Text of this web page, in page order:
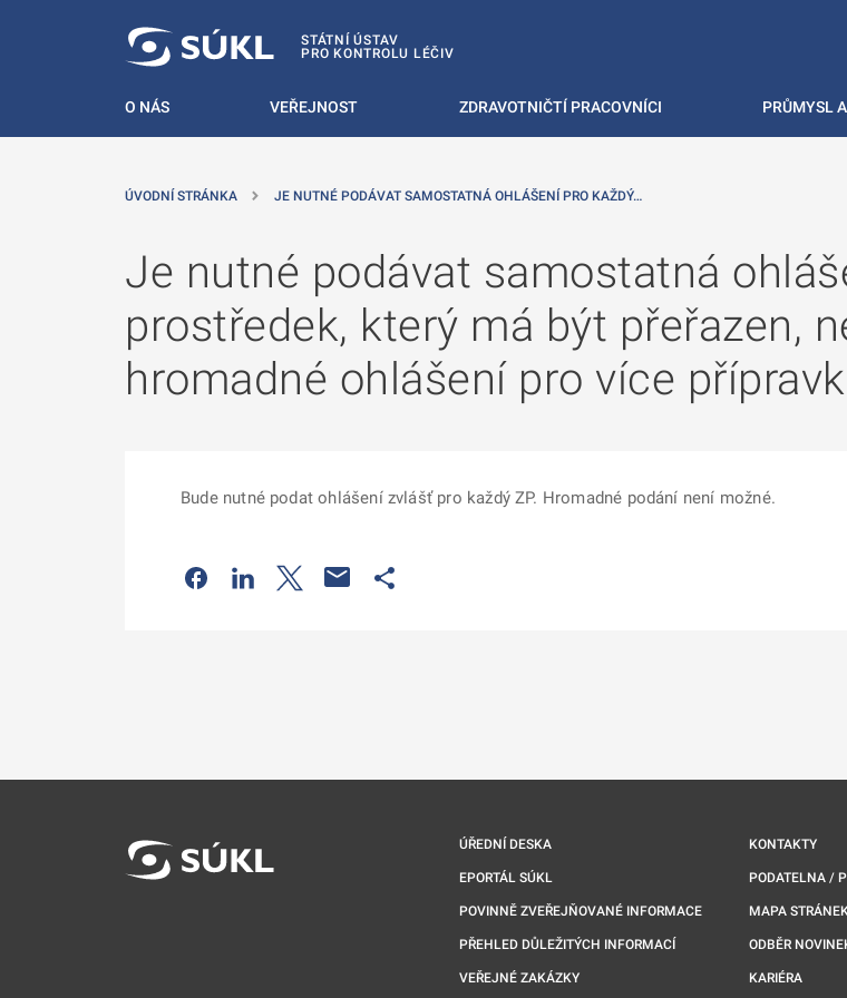
STÁTNÍ ÚSTAV
PRO KONTROLU LÉČIV
O NÁS VEŘEJNOST ZDRAVOTNIČTÍ PRACOVNÍCI PRŮMYSL
ÚVODNÍ STRÁNKA JE NUTNÉ PODÁVAT SAMOSTATNÁ OHLÁŠENÍ PRO KAŽDÝ…
Je nutné podávat samostatná
prostředek, který má být přeřazen,
hromadné ohlášení pro více
Bude nutné podat ohlášení zvlášť pro každý ZP. Hromadné podání není možné.
Odkaz se otevře na nové kartě
Odkaz se otevře na nové kartě
Odkaz se otevře na nové kartě
ÚŘEDNÍ DESKA
EPORTÁL SÚKL
POVINNĚ ZVEŘEJŇOVANÉ INFORMACE
PŘEHLED DŮLEŽITÝCH INFORMACÍ
VEŘEJNÉ ZAKÁZKY
KONTAKTY
PODATELNA /
MAPA
ODBĚR
KARIÉRA